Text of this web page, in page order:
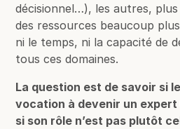
décisionnel…), les autres,
des ressources beaucoup
ni le temps, ni la capacité de
tous ces domaines.
La question est de savoir si
vocation à devenir un expert
si son rôle n’est pas plutôt